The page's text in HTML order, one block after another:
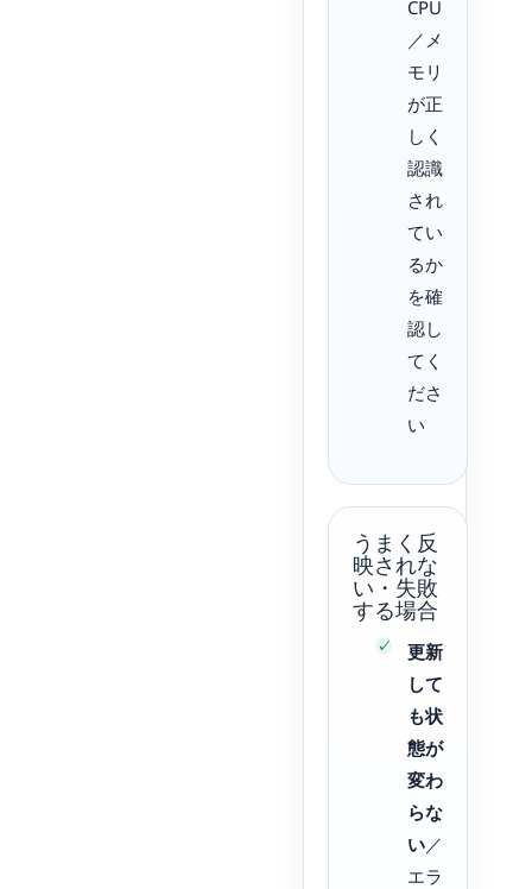
CPU
／メ
モリ
が正
しく
認識
され
てい
るか
を確
認し
てく
ださ
い
うまく反
映されな
い・失敗
する場合
更新
して
も状
態が
変わ
らな
い／
エラ